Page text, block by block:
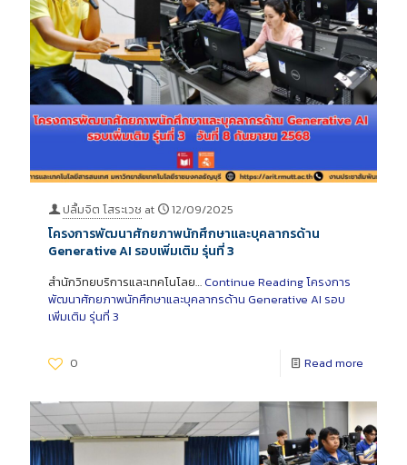
ปลื้มจิต โสระเวช at 12/09/2025
โครงการพัฒนาศักยภาพนักศึกษาและบุคลากรด้าน
Generative AI รอบเพิ่มเติม รุ่นที่ 3
สำนักวิทยบริการและเทคโนโลย… Continue Readingโครงการ
พัฒนาศักยภาพนักศึกษาและบุคลากรด้าน Generative AI รอบ
เพิ่มเติม รุ่นที่ 3
0 Read more